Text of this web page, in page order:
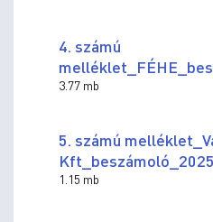
4. számú
3.77 mb
5. számú
Kft_beszámoló_2025
1.15 mb